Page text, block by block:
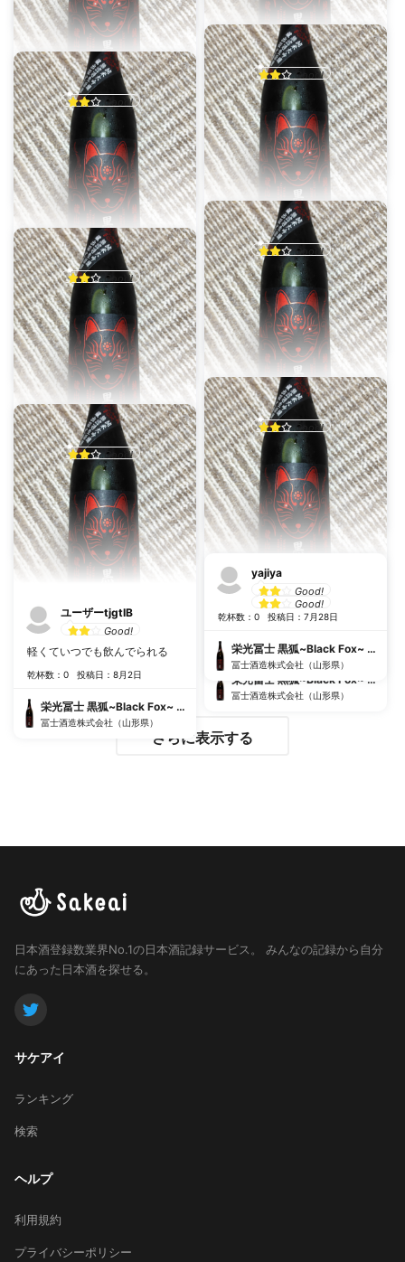
冨士酒造株式会社（山形県）
ユーザーtjgtIB
Good!
軽くていつでも飲んでられる
乾杯数：0 投稿日：8月2日
栄光冨士 黒狐~Black Fox~ 純米大吟醸無濾過生原酒
冨士酒造株式会社（山形県）
ユーザーtjgtIB
Good!
軽くていつでも飲んでられる
乾杯数：0 投稿日：8月2日
栄光冨士 黒狐~Black Fox~ 純米大吟醸無濾過生原酒
冨士酒造株式会社（山形県）
ユーザーtjgtIB
Good!
軽くていつでも飲んでられる
乾杯数：0 投稿日：8月2日
栄光冨士 黒狐~Black Fox~ 純米大吟醸無濾過生原酒
冨士酒造株式会社（山形県）
ユーザーtjgtIB
Good!
軽くていつでも飲んでられる
乾杯数：0 投稿日：8月2日
栄光冨士 黒狐~Black Fox~ 純米大吟醸無濾過生原酒
冨士酒造株式会社（山形県）
ユーザーtjgtIB
Good!
軽くていつでも飲んでられる
乾杯数：0 投稿日：8月2日
栄光冨士 黒狐~Black Fox~ 純米大吟醸無濾過生原酒
冨士酒造株式会社（山形県）
ユーザーtjgtIB
Good!
軽くていつでも飲んでられる
乾杯数：0 投稿日：8月2日
栄光冨士 黒狐~Black Fox~ 純米大吟醸無濾過生原酒
冨士酒造株式会社（山形県）
ユーザーtjgtIB
Good!
軽くていつでも飲んでられる
乾杯数：0 投稿日：8月2日
栄光冨士 黒狐~Black Fox~ 純米大吟醸無濾過生原酒
冨士酒造株式会社（山形県）
ユーザーtjgtIB
Good!
軽くていつでも飲んでられる
乾杯数：0 投稿日：8月2日
栄光冨士 黒狐~Black Fox~ 純米大吟醸無濾過生原酒
冨士酒造株式会社（山形県）
yajiya
Good!
乾杯数：0 投稿日：7月28日
栄光冨士 黒狐~Black Fox~ 純米大吟醸無濾過生原酒
冨士酒造株式会社（山形県）
さらに表示する
日本酒登録数業界No.1の日本酒記録サービス。
みんなの記録から自分
にあった日本酒を探せる。
サケアイ
ランキング
検索
ヘルプ
利用規約
プライバシーポリシー